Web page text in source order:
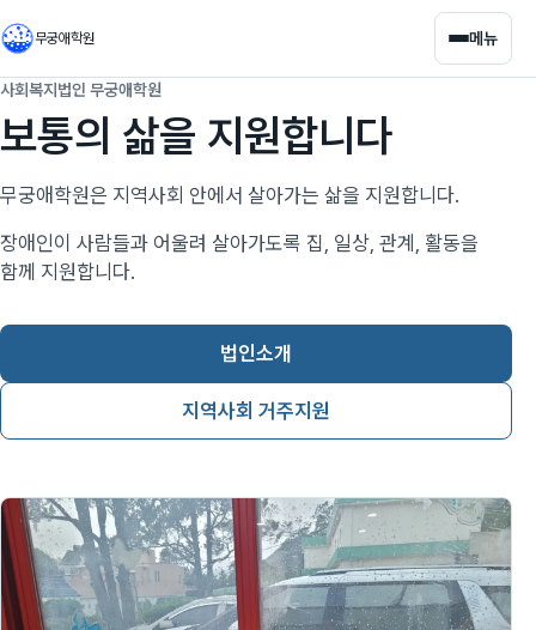
무궁애학원 메뉴
사회복지법인 무궁애학원
보통의 삶을 지원합니다
무궁애학원은 지역사회 안에서 살아가는 삶을 지원합니다.
장애인이 사람들과 어울려 살아가도록 집, 일상, 관계, 활동을
함께 지원합니다.
법인소개
지역사회 거주지원